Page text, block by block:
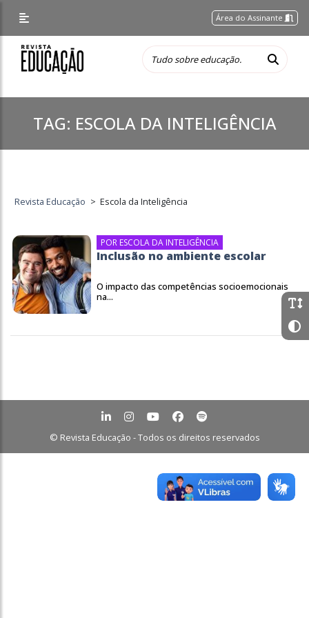
Área do Assinante
TAG: ESCOLA DA INTELIGÊNCIA
Revista Educação > Escola da Inteligência
POR ESCOLA DA INTELIGÊNCIA
Inclusão no ambiente escolar
O impacto das competências socioemocionais
na...
© Revista Educação - Todos os direitos reservados